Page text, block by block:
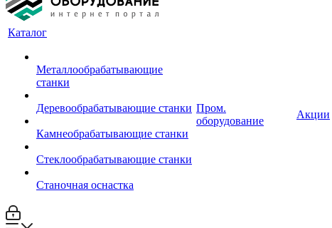
Каталог
Металлообрабатывающие
станки
Деревообрабатывающие станки
Камнеобрабатывающие станки
Стеклообрабатывающие станки
Станочная оснастка
Пром.
оборудование
Акции